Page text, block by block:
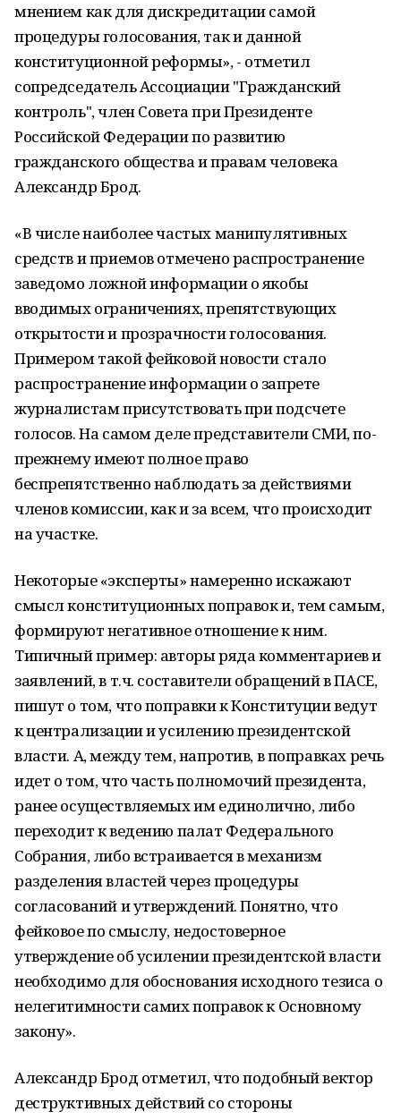
мнением как для дискредитации самой
процедуры голосования, так и данной
конституционной реформы», - отметил
сопредседатель Ассоциации "Гражданский
контроль", член Совета при Президенте
Российской Федерации по развитию
гражданского общества и правам человека
Александр Брод.
«В числе наиболее частых манипулятивных
средств и приемов отмечено распространение
заведомо ложной информации о якобы
вводимых ограничениях, препятствующих
открытости и прозрачности голосования.
Примером такой фейковой новости стало
распространение информации о запрете
журналистам присутствовать при подсчете
голосов. На самом деле представители СМИ, по-
прежнему имеют полное право
беспрепятственно наблюдать за действиями
членов комиссии, как и за всем, что происходит
на участке.
Некоторые «эксперты» намеренно искажают
смысл конституционных поправок и, тем самым,
формируют негативное отношение к ним.
Типичный пример: авторы ряда комментариев и
заявлений, в т.ч. составители обращений в ПАСЕ,
пишут о том, что поправки к Конституции ведут
к централизации и усилению президентской
власти. А, между тем, напротив, в поправках речь
идет о том, что часть полномочий президента,
ранее осуществляемых им единолично, либо
переходит к ведению палат Федерального
Собрания, либо встраивается в механизм
разделения властей через процедуры
согласований и утверждений. Понятно, что
фейковое по смыслу, недостоверное
утверждение об усилении президентской власти
необходимо для обоснования исходного тезиса о
нелегитимности самих поправок к Основному
закону».
Александр Брод отметил, что подобный вектор
деструктивных действий со стороны